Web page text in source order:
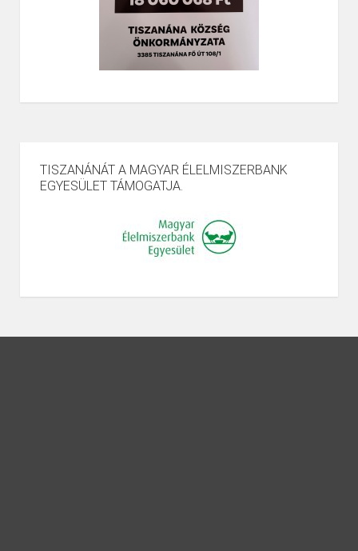
TISZANÁNÁT A MAGYAR ÉLELMISZERBANK
EGYESÜLET TÁMOGATJA.